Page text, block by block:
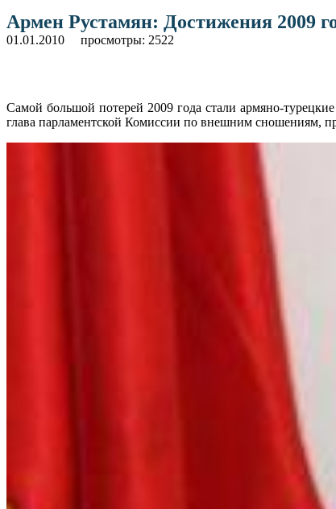
Армен Рустамян: Достижения 2009
01.01.2010 просмотры: 2522
Самой большой потерей 2009 года стали армяно-
глава парламентской Комиссии по внешним сношениям,